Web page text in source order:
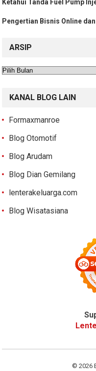
Ketahui Tanda Fuel Pump
Pengertian Bisnis Online
ARSIP
Arsip
KANAL BLOG LAIN
Formaxmanroe
Blog Otomotif
Blog Arudam
Blog Dian Gemilang
lenterakeluarga.com
Blog Wisatasiana
© 2026